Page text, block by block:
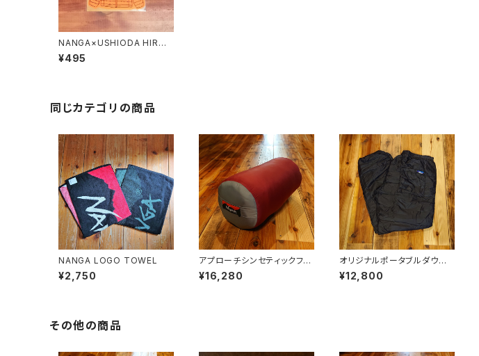
NANGA×USHIODA HIROA
KI STICKER (DOWN JKT)
¥495
同じカテゴリの商品
NANGA LOGO TOWEL
¥2,750
アプローチシンセティックファ
イバー800
¥16,280
オリジナルポータブルダウン
パンツ
¥12,800
その他の商品